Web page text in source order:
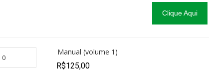
Clique Aqui
Manual (volume 1)
R$125,00